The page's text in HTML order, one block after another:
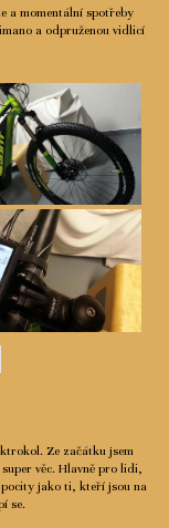
a momentální spotřeby
a odpruženou vidlicí
Ze začátku jsem
věc. Hlavně pro lidi,
pocity jako ti, kteří jsou na
se.